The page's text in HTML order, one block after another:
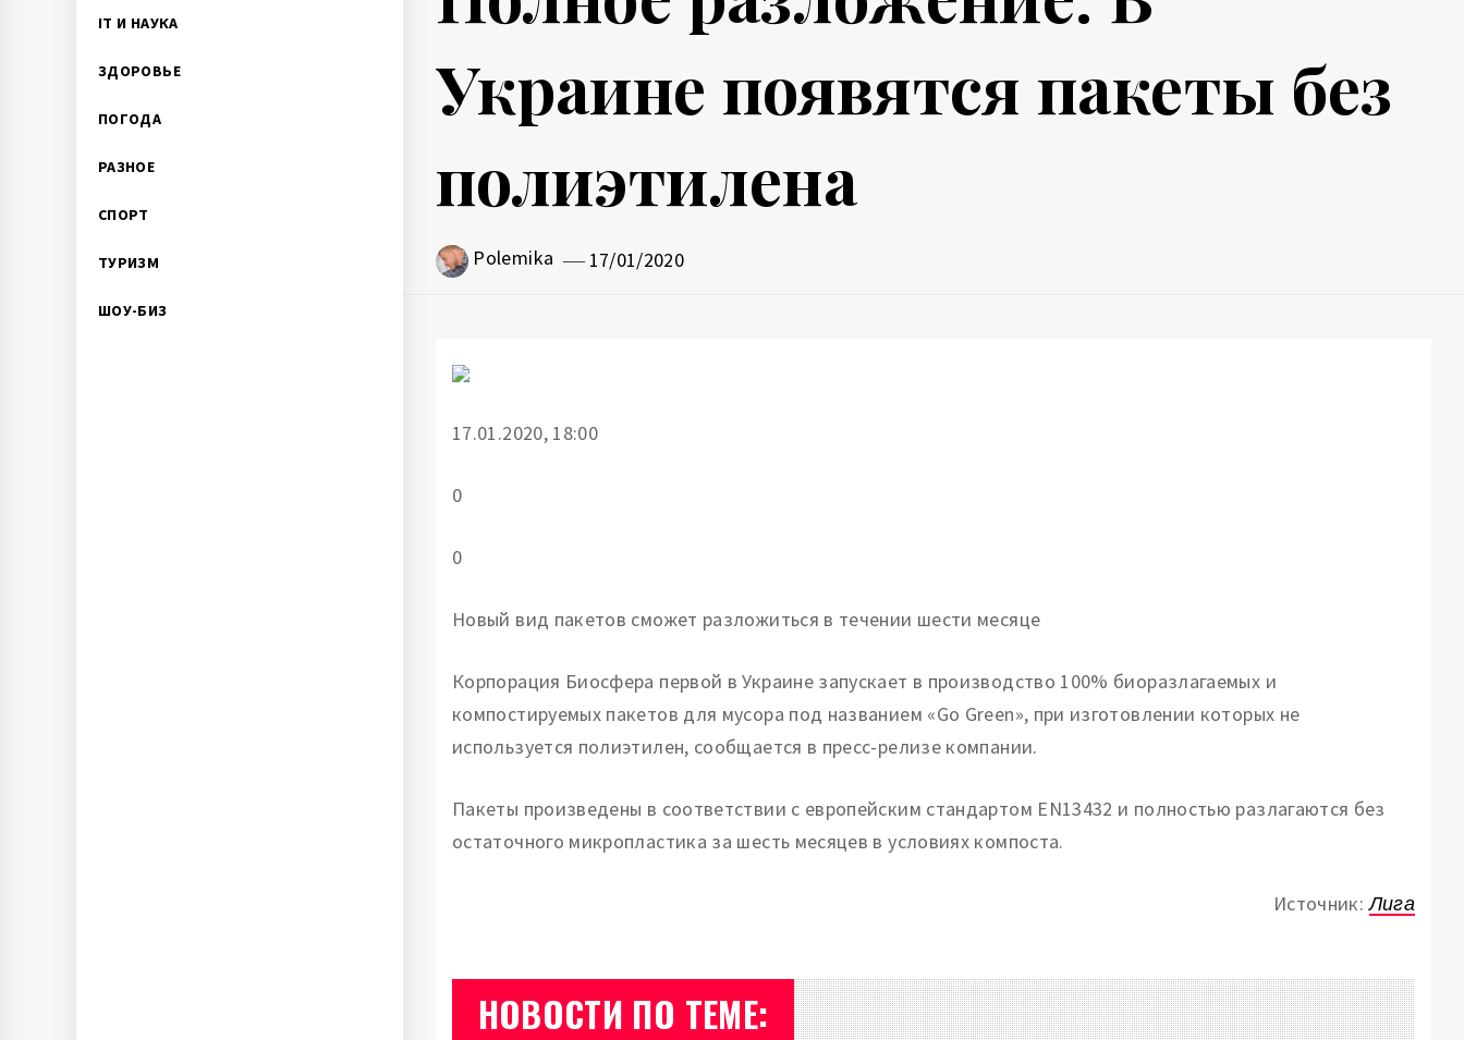
IT И НАУКА
ЗДОРОВЬЕ
ПОГОДА
РАЗНОЕ
СПОРТ
ТУРИЗМ
ШОУ-БИЗ
Украине появятся пакеты без
полиэтилена
Polemika 17/01/2020
17.01.2020, 18:00
0
0
Новый вид пакетов сможет разложиться в течении шести месяце
Корпорация Биосфера первой в Украине запускает в производство 100% биоразлагаемых и
компостируемых пакетов для мусора под названием «Go Green», при изготовлении которых не
используется полиэтилен, сообщается в пресс-релизе компании.
Пакеты произведены в соответствии с европейским стандартом EN13432 и полностью разлагаются без
остаточного микропластика за шесть месяцев в условиях компоста.
Источник:Лига
НОВОСТИ ПО ТЕМЕ: